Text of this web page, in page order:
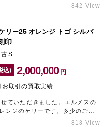
しっかりとした金額を提示させ
表参道エリアのブランド買取ナ
842 View
リー25 オレンジ トゴ シルバ
印
古S
込) 2,000,000 円
取引の買取実績
ていただきました。エルメスの
ンジのケリーです。多少のご愛
のお品物でしたので、精一杯の
818 View